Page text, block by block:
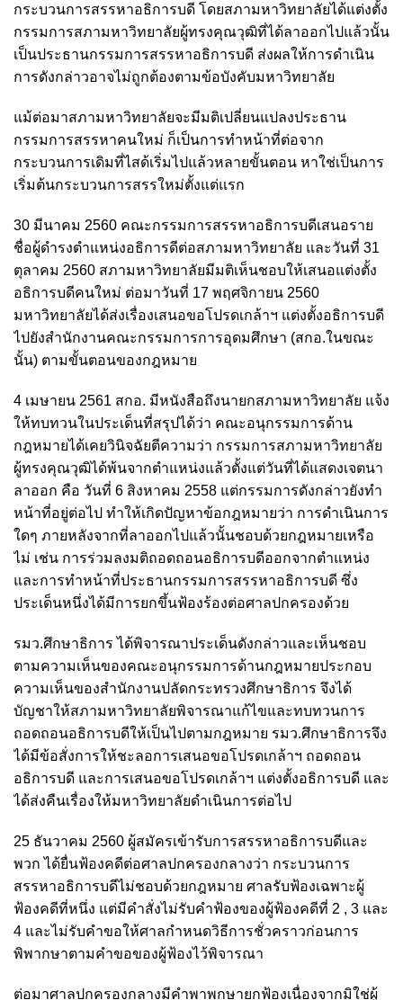
กระบวนการสรรหาอธิการบดี โดยสภามหาวิทยาลัยได้แต่งตั้ง
กรรมการสภามหาวิทยาลัยผู้ทรงคุณวุฒิที่ได้ลาออกไปแล้วนั้น
เป็นประธานกรรมการสรรหาอธิการบดี ส่งผลให้การดำเนิน
การดังกล่าวอาจไม่ถูกต้องตามข้อบังคับมหาวิทยาลัย
แม้ต่อมาสภามหาวิทยาลัยจะมีมติเปลี่ยนแปลงประธาน
กรรมการสรรหาคนใหม่ ก็เป็นการทำหน้าที่ต่อจาก
กระบวนการเดิมที่ไสด้เริ่มไปแล้วหลายขั้นตอน หาใช่เป็นการ
เริ่มต้นกระบวนการสรรใหม่ตั้งแต่แรก
30 มีนาคม 2560 คณะกรรมการสรรหาอธิการบดีเสนอราย
ชื่อผู้ดำรงตำแหน่งอธิการดีต่อสภามหาวิทยาลัย และวันที่ 31
ตุลาคม 2560 สภามหาวิทยาลัยมีมติเห็นชอบให้เสนอแต่งตั้ง
อธิการบดีคนใหม่ ต่อมาวันที่ 17 พฤศจิกายน 2560
มหาวิทยาลัยได้ส่งเรื่องเสนอขอโปรดเกล้าฯ แต่งตั้งอธิการบดี
ไปยังสำนักงานคณะกรรมการการอุดมศึกษา (สกอ.ในขณะ
นั้น) ตามขั้นตอนของกฎหมาย
4 เมษายน 2561 สกอ. มีหนังสือถึงนายกสภามหาวิทยาลัย แจ้ง
ให้ทบทวนในประเด็นที่สรุปได้ว่า คณะอนุกรรมการด้าน
กฎหมายได้เคยวินิจฉัยตีความว่า กรรมการสภามหาวิทยาลัย
ผู้ทรงคุณวุฒิได้พ้นจากตำแหน่งแล้วตั้งแต่วันที่ได้แสดงเจตนา
ลาออก คือ วันที่ 6 สิงหาคม 2558 แต่กรรมการดังกล่าวยังทำ
หน้าที่อยู่ต่อไป ทำให้เกิดปัญหาข้อกฎหมายว่า การดำเนินการ
ใดๆ ภายหลังจากที่ลาออกไปแล้วนั้นชอบด้วยกฎหมายเหรือ
ไม่ เช่น การร่วมลงมติถอดถอนอธิการบดีออกจากตำแหน่ง
และการทำหน้าที่ประธานกรรมการสรรหาอธิการบดี ซึ่ง
ประเด็นหนึ่งได้มีการยกขึ้นฟ้องร้องต่อศาลปกครองด้วย
รมว.ศึกษาธิการ ได้พิจารณาประเด็นดังกล่าวและเห็นชอบ
ตามความเห็นของคณะอนุกรรมการด้านกฎหมายประกอบ
ความเห็นของสำนักงานปลัดกระทรวงศึกษาธิการ จึงได้
บัญชาให้สภามหาวิทยาลัยพิจารณาแก้ไขและทบทวนการ
ถอดถอนอธิการบดีให้เป็นไปตามกฎหมาย รมว.ศึกษาธิการจึง
ได้มีข้อสั่งการให้ชะลอการเสนอขอโปรดเกล้าฯ ถอดถอน
อธิการบดี และการเสนอขอโปรดเกล้าฯ แต่งตั้งอธิการบดี และ
ได้ส่งคืนเรื่องให้มหาวิทยาลัยดำเนินการต่อไป
25 ธันวาคม 2560 ผู้สมัครเข้ารับการสรรหาอธิการบดีและ
พวก ได้ยื่นฟ้องคดีต่อศาลปกครองกลางว่า กระบวนการ
สรรหาอธิการบดีไม่ชอบด้วยกฎหมาย ศาลรับฟ้องเฉพาะผู้
ฟ้องคดีที่หนึ่ง แต่มีคำสั่งไม่รับคำฟ้องของผู้ฟ้องคดีที่ 2 , 3 และ
4 และไม่รับคำขอให้ศาลกำหนดวิธีการชั่วคราวก่อนการ
พิพากษาตามคำขอของผู้ฟ้องไว้พิจารณา
ต่อมาศาลปกครองกลางมีคำพาพกษายกฟ้องเนื่องจากมิใช่ผู้